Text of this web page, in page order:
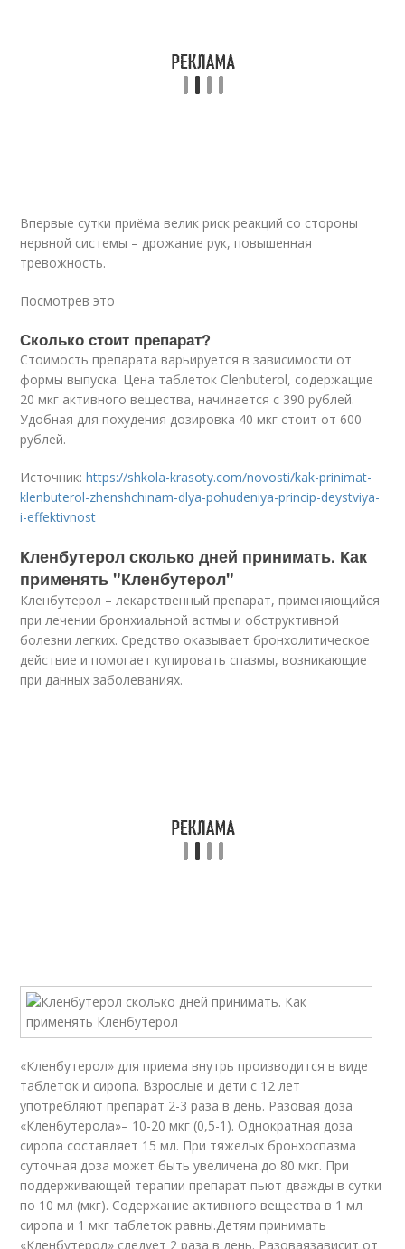
Впервые сутки приёма велик риск реакций со стороны
нервной системы – дрожание рук, повышенная
тревожность.
Посмотрев это
Сколько стоит препарат?
Стоимость препарата варьируется в зависимости от
формы выпуска. Цена таблеток Сlenbuterol, содержащие
20 мкг активного вещества, начинается с 390 рублей.
Удобная для похудения дозировка 40 мкг стоит от 600
рублей.
Источник:https://shkola-krasoty.com/novosti/kak-prinimat-
klenbuterol-zhenshchinam-dlya-pohudeniya-princip-deystviya-
i-effektivnost
Кленбутерол сколько дней принимать. Как
применять "Кленбутерол"
Кленбутерол – лекарственный препарат, применяющийся
при лечении бронхиальной астмы и обструктивной
болезни легких. Средство оказывает бронхолитическое
действие и помогает купировать спазмы, возникающие
при данных заболеваниях.
«Кленбутерол» для приема внутрь производится в виде
таблеток и сиропа. Взрослые и дети с 12 лет
употребляют препарат 2-3 раза в день. Разовая доза
«Кленбутерола»– 10-20 мкг (0,5-1). Однократная доза
сиропа составляет 15 мл. При тяжелых бронхоспазма
суточная доза может быть увеличена до 80 мкг. При
поддерживающей терапии препарат пьют дважды в сутки
по 10 мл (мкг). Содержание активного вещества в 1 мл
сиропа и 1 мкг таблеток равны.Детям принимать
«Кленбутерол» следует 2 раза в день. Разоваязависит от